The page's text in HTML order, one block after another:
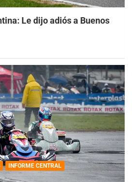
Le dijo adiós a Buenos
INFORME CENTRAL